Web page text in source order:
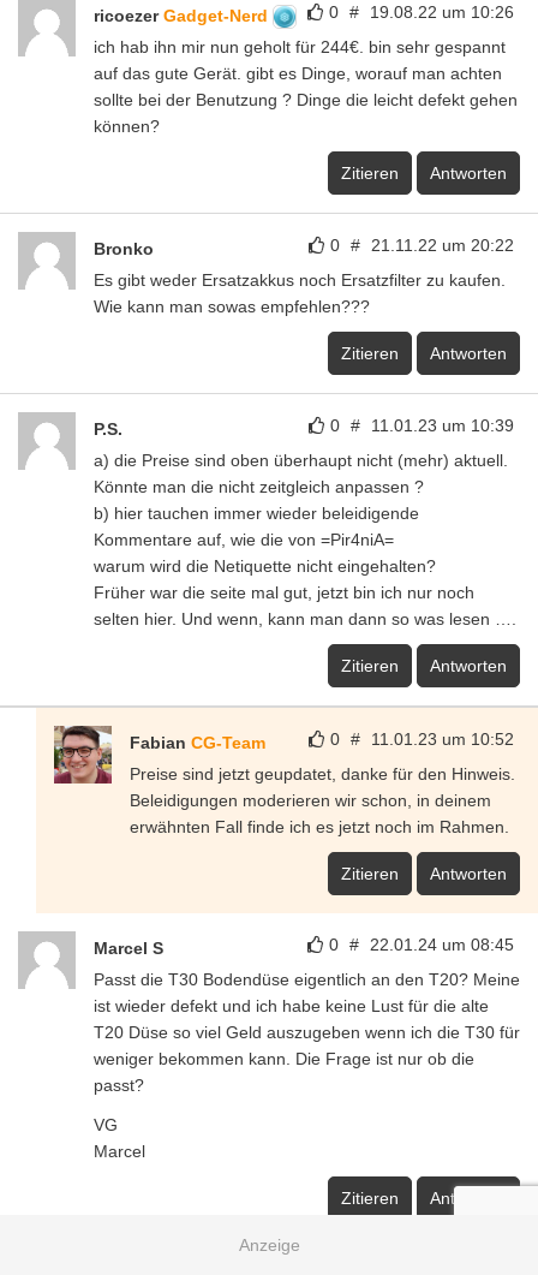
0 # 19.08.22 um 10:26
ricoezerGadget-Nerd
ich hab ihn mir nun geholt für 244€. bin sehr gespannt
auf das gute Gerät. gibt es Dinge, worauf man achten
sollte bei der Benutzung ? Dinge die leicht defekt gehen
können?
Zitieren Antworten
0 # 21.11.22 um 20:22
Bronko
Es gibt weder Ersatzakkus noch Ersatzfilter zu kaufen.
Wie kann man sowas empfehlen???
Zitieren Antworten
0 # 11.01.23 um 10:39
P.S.
a) die Preise sind oben überhaupt nicht (mehr) aktuell.
Könnte man die nicht zeitgleich anpassen ?
b) hier tauchen immer wieder beleidigende
Kommentare auf, wie die von =Pir4niA=
warum wird die Netiquette nicht eingehalten?
Früher war die seite mal gut, jetzt bin ich nur noch
selten hier. Und wenn, kann man dann so was lesen ….
Zitieren Antworten
0 # 11.01.23 um 10:52
Fabian CG-Team
Preise sind jetzt geupdatet, danke für den Hinweis.
Beleidigungen moderieren wir schon, in deinem
erwähnten Fall finde ich es jetzt noch im Rahmen.
Zitieren Antworten
0 # 22.01.24 um 08:45
Marcel S
Passt die T30 Bodendüse eigentlich an den T20? Meine
ist wieder defekt und ich habe keine Lust für die alte
T20 Düse so viel Geld auszugeben wenn ich die T30 für
weniger bekommen kann. Die Frage ist nur ob die
passt?
VG
Marcel
Zitieren Antworten